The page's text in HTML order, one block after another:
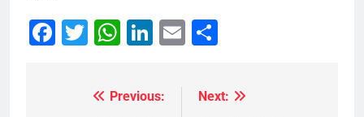
Facebook
Twitter
WhatsApp
LinkedIn
Email
Previous:
Next: